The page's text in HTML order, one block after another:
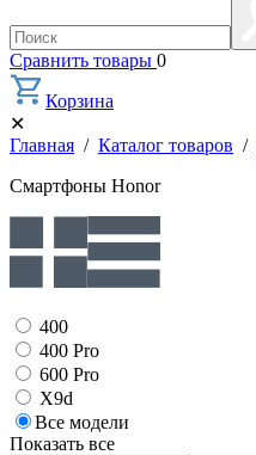
Сравнить товары 0
Корзина
✕
Главная / Каталог товаров /
Смартфоны Honor
400
400 Pro
600 Pro
X9d
Все модели
Показать все